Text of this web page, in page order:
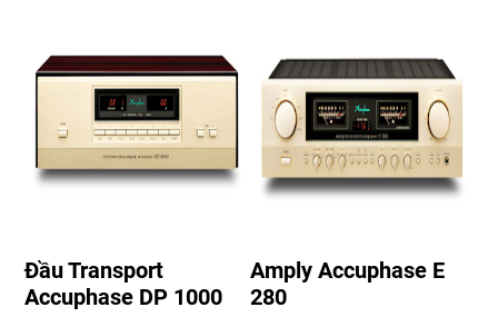
Đầu Transport
Accuphase DP 1000
Amply Accuphase E
280